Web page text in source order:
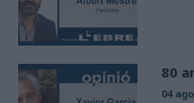
80
04